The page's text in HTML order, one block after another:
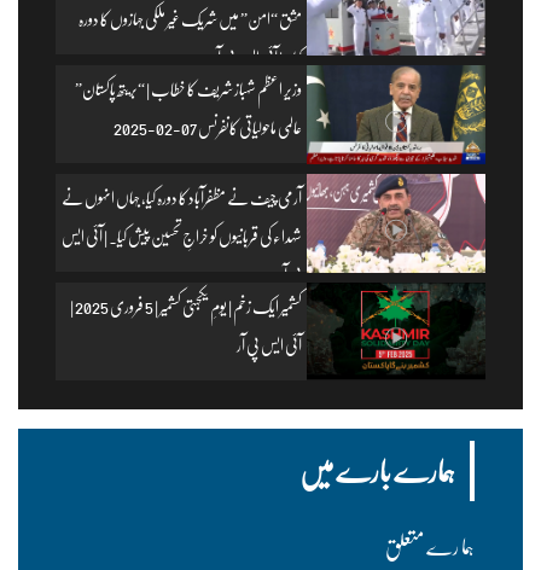
مشق “امن” میں شریک غیر ملکی جہازوں کا دورہ
کیا۔ | آئی ایس پی آر
وزیرِ اعظم شہباز شریف کا خطاب | “بریتھ پاکستان”
عالمی ماحولیاتی کانفرنس 07-02-2025
آرمی چیف نے مظفرآباد کا دورہ کیا، جہاں انہوں نے
شہداء کی قربانیوں کو خراجِ تحسین پیش کیا۔ | آئی ایس
پی آر
کشمیر ایک زخم | یومِ یکجہتی کشمیر | 5 فروری 2025 |
آئی ایس پی آر
ہمارے بارے میں
ہما رے متعلق